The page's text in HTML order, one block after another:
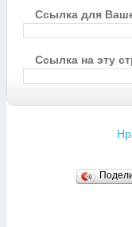
Ссылка для
Ссылка на эту